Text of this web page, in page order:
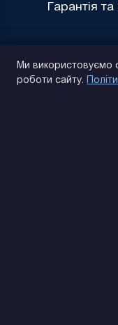
Гарантія
Ми використовуємо
роботи сайту.